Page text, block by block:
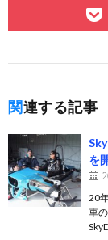
関連する記事
を
20
車